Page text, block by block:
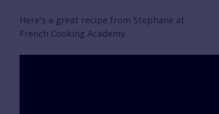
Here's a great recipe from Stephane at
French Cooking Academy.